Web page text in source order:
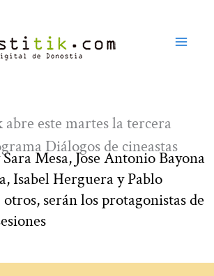
este martes la tercera
Diálogos de cineastas
Mesa, Jose Antonio Bayona
Isabel Herguera y Pablo
serán los protagonistas de